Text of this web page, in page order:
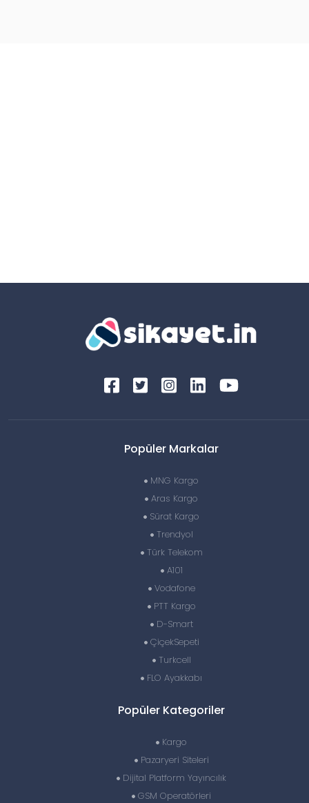
Popüler Markalar
MNG Kargo
Aras Kargo
Sürat Kargo
Trendyol
Türk Telekom
A101
Vodafone
PTT Kargo
D-Smart
ÇiçekSepeti
Turkcell
FLO Ayakkabı
Popüler Kategoriler
Kargo
Pazaryeri Siteleri
Dijital Platform Yayıncılık
GSM Operatörleri